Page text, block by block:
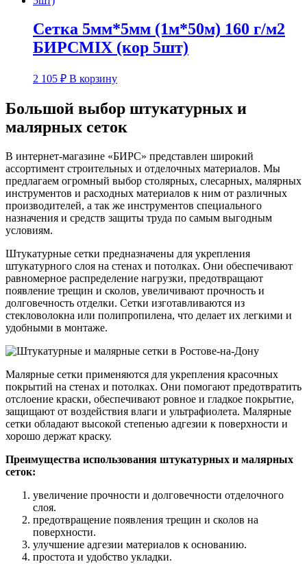
Сетка 5мм*5мм (1м*50м) 160 г/м2
БИРСMIX (кор 5шт)
2 105 ₽ В корзину
Большой выбор штукатурных и
малярных сеток
В интернет-магазине «БИРС» представлен широкий
ассортимент строительных и отделочных материалов. Мы
предлагаем огромный выбор столярных, слесарных, малярных
инструментов и расходных материалов к ним от различных
производителей, а так же инструментов специального
назначения и средств защиты труда по самым выгодным
условиям.
Штукатурные сетки предназначены для укрепления
штукатурного слоя на стенах и потолках. Они обеспечивают
равномерное распределение нагрузки, предотвращают
появление трещин и сколов, увеличивают прочность и
долговечность отделки. Сетки изготавливаются из
стекловолокна или полипропилена, что делает их легкими и
удобными в монтаже.
Малярные сетки применяются для укрепления красочных
покрытий на стенах и потолках. Они помогают предотвратить
отслоение краски, обеспечивают ровное и гладкое покрытие,
защищают от воздействия влаги и ультрафиолета. Малярные
сетки обладают высокой степенью адгезии к поверхности и
хорошо держат краску.
Преимущества использования штукатурных и малярных
сеток:
увеличение прочности и долговечности отделочного
слоя.
предотвращение появления трещин и сколов на
поверхности.
улучшение адгезии материалов к основанию.
простота и удобство укладки.